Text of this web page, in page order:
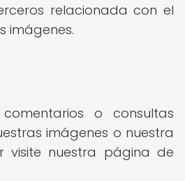
relacionada con el
imágenes.
o consultas
imágenes o nuestra
visite nuestra página de